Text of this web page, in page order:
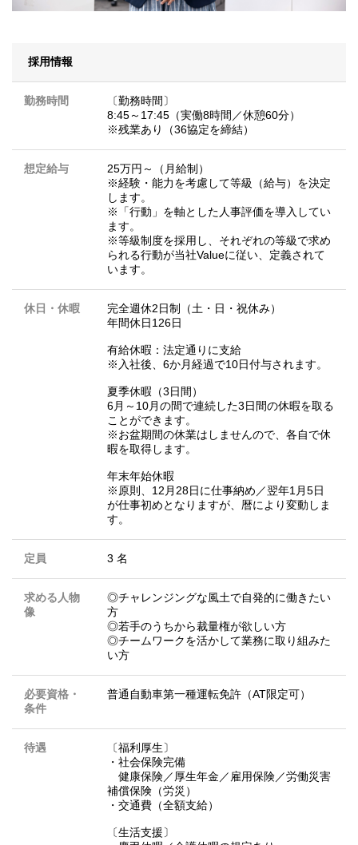
採用情報
勤務時間
〔勤務時間〕
8:45～17:45（実働8時間／休憩60分）
※残業あり（36協定を締結）
想定給与
25万円～（月給制）
※経験・能力を考慮して等級（給与）を決定
します。
※「行動」を軸とした人事評価を導入してい
ます。
※等級制度を採用し、それぞれの等級で求め
られる行動が当社Valueに従い、定義されて
います。
休日・休暇
完全週休2日制（土・日・祝休み）
年間休日126日
有給休暇：法定通りに支給
※入社後、6か月経過で10日付与されます。
夏季休暇（3日間）
6月～10月の間で連続した3日間の休暇を取る
ことができます。
※お盆期間の休業はしませんので、各自で休
暇を取得します。
年末年始休暇
※原則、12月28日に仕事納め／翌年1月5日
が仕事初めとなりますが、暦により変動しま
す。
定員 3 名
求める人物
像
◎チャレンジングな風土で自発的に働きたい
方
◎若手のうちから裁量権が欲しい方
◎チームワークを活かして業務に取り組みた
い方
必要資格・
条件
普通自動車第一種運転免許（AT限定可）
待遇
〔福利厚生〕
・社会保険完備
健康保険／厚生年金／雇用保険／労働災害
補償保険（労災）
・交通費（全額支給）
〔生活支援〕